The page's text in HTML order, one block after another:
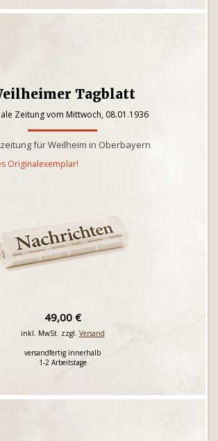
Tagblatt
Zeitung vom Mittwoch, 08.01.1936
für Weilheim in Oberbayern
Originalexemplar!
49,00 €
inkl. MwSt. zzgl. Versand
versandfertig innerhalb
1-2 Arbeitstage